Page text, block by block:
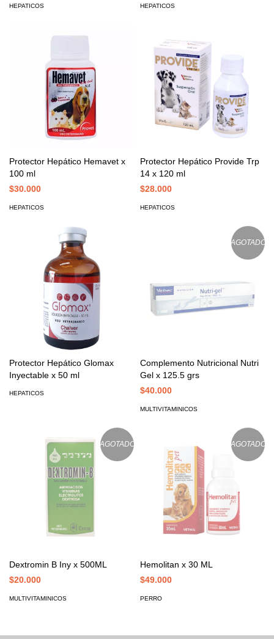
HEPATICOS HEPATICOS
Protector Hepático Hemavet x
100 ml
$30.000
HEPATICOS
Protector Hepático Provide Trp
14 x 120 ml
$28.000
HEPATICOS
Protector Hepático Glomax
Inyectable x 50 ml
HEPATICOS
AGOTADO
Complemento Nutricional Nutri
Gel x 125.5 grs
$40.000
MULTIVITAMINICOS
AGOTADO
Dextromin B Iny x 500ML
$20.000
MULTIVITAMINICOS
AGOTADO
Hemolitan x 30 ML
$49.000
PERRO